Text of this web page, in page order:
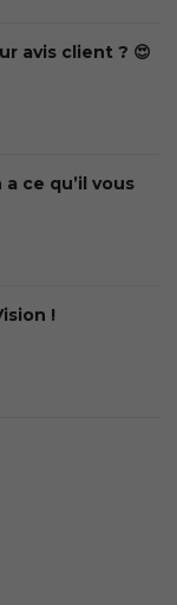
avis client ? 😍
ce qu’il vous
!